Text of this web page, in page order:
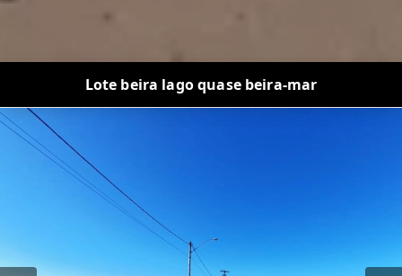
Lote beira lago quase beira-mar